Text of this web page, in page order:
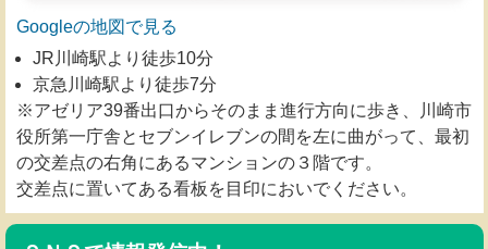
Googleの地図で見る
JR川崎駅より徒歩10分
京急川崎駅より徒歩7分
※アゼリア39番出口からそのまま進行方向に歩き、川崎市
役所第一庁舎とセブンイレブンの間を左に曲がって、最初
の交差点の右角にあるマンションの３階です。
交差点に置いてある看板を目印においでください。